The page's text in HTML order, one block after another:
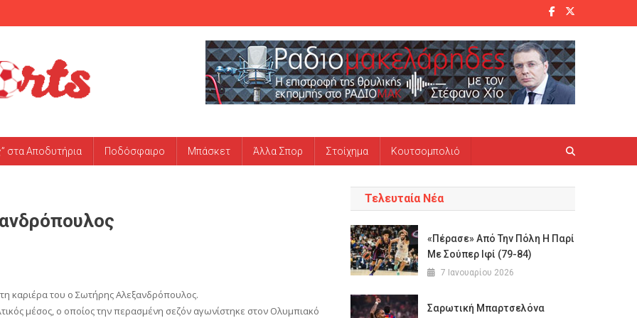
στα Αποδυτήρια Ποδόσφαιρο Μπάσκετ Άλλα Σπορ Στοίχημα Κουτσομπολιό
καριέρα του ο Σωτήρης Αλεξανδρόπουλος.
μέσος, ο οποίος την περασμένη σεζόν αγωνίστηκε στον Ολυμπιακό
Τελευταία Νέα
«Πέρασε» Από Την Πόλη Η Παρί
Με Σούπερ Ιφί (79-84)
7 Ιανουαρίου 2026
Σαρωτική Μπαρτσελόνα